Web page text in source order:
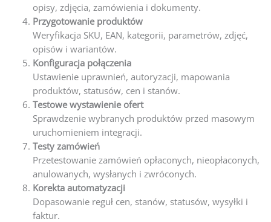
opisy, zdjęcia, zamówienia i dokumenty.
Przygotowanie produktów
Weryfikacja SKU, EAN, kategorii, parametrów, zdjęć,
opisów i wariantów.
Konfiguracja połączenia
Ustawienie uprawnień, autoryzacji, mapowania
produktów, statusów, cen i stanów.
Testowe wystawienie ofert
Sprawdzenie wybranych produktów przed masowym
uruchomieniem integracji.
Testy zamówień
Przetestowanie zamówień opłaconych, nieopłaconych,
anulowanych, wysłanych i zwróconych.
Korekta automatyzacji
Dopasowanie reguł cen, stanów, statusów, wysyłki i
faktur.